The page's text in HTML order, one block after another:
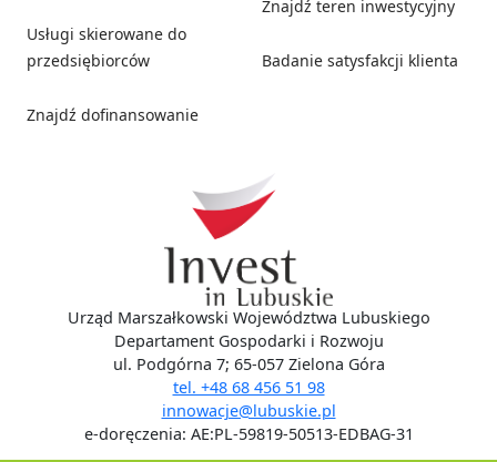
Usługi skierowane do
przedsiębiorców
Znajdź dofinansowanie
Znajdź teren inwestycyjny
Badanie satysfakcji klienta
Urząd Marszałkowski Województwa Lubuskiego
Departament Gospodarki i Rozwoju
ul. Podgórna 7; 65-057 Zielona Góra
tel. +48 68 456 51 98
innowacje@lubuskie.pl
e-doręczenia: AE:PL-59819-50513-EDBAG-31